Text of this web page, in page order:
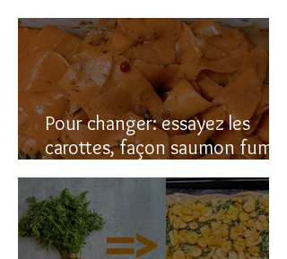
Pour changer: essayez les
carottes, façon saumon fumé!
(vegan du coup)